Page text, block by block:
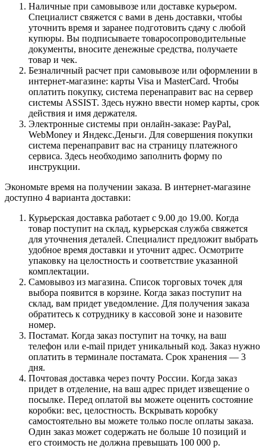
Наличные при самовывозе или доставке курьером.
Специалист свяжется с вами в день доставки, чтобы
уточнить время и заранее подготовить сдачу с любой
купюры. Вы подписываете товаросопроводительные
документы, вносите денежные средства, получаете
товар и чек.
Безналичный расчет при самовывозе или оформлении в
интернет-магазине: карты Visa и MasterCard. Чтобы
оплатить покупку, система перенаправит вас на сервер
системы ASSIST. Здесь нужно ввести номер карты, срок
действия и имя держателя.
Электронные системы при онлайн-заказе: PayPal,
WebMoney и Яндекс.Деньги. Для совершения покупки
система перенаправит вас на страницу платежного
сервиса. Здесь необходимо заполнить форму по
инструкции.
Экономьте время на получении заказа. В интернет-магазине
доступно 4 варианта доставки:
Курьерская доставка работает с 9.00 до 19.00. Когда
товар поступит на склад, курьерская служба свяжется
для уточнения деталей. Специалист предложит выбрать
удобное время доставки и уточнит адрес. Осмотрите
упаковку на целостность и соответствие указанной
комплектации.
Самовывоз из магазина. Список торговых точек для
выбора появится в корзине. Когда заказ поступит на
склад, вам придет уведомление. Для получения заказа
обратитесь к сотруднику в кассовой зоне и назовите
номер.
Постамат. Когда заказ поступит на точку, на ваш
телефон или e-mail придет уникальный код. Заказ нужно
оплатить в терминале постамата. Срок хранения — 3
дня.
Почтовая доставка через почту России. Когда заказ
придет в отделение, на ваш адрес придет извещение о
посылке. Перед оплатой вы можете оценить состояние
коробки: вес, целостность. Вскрывать коробку
самостоятельно вы можете только после оплаты заказа.
Один заказ может содержать не больше 10 позиций и
его стоимость не должна превышать 100 000 р.